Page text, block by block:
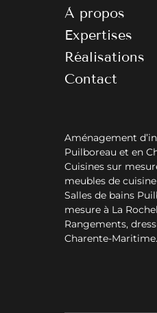
À propos
Expertises
Réalisations
Contact
Aménagement
Puilboreau et en
Cuisines sur
meubles de
Salles de bains
mesure à La
Rangements,
Charente-Maritime.